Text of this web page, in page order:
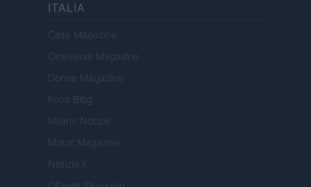
ITALIA
Casa Magazine
Cineverse Magazine
Donne Magazine
Food Blog
Milano Notizie
Motor Magazine
Notizie.it